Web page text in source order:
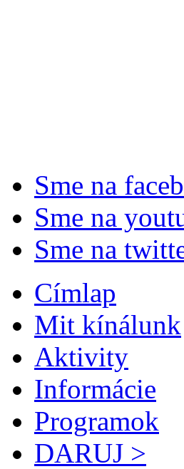
Sme na
Sme na
Sme na
Címlap
Mit kínálunk
Aktivity
Informácie
Programok
DARUJ >